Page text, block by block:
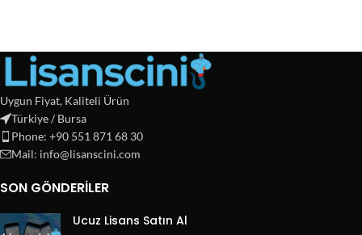
Uygun Fiyat, Kaliteli Ürün
Türkiye / Bursa
Phone: +90 551 871 68 30
Mail: info@lisanscini.com
SON GÖNDERILER
Ucuz Lisans Satın Al